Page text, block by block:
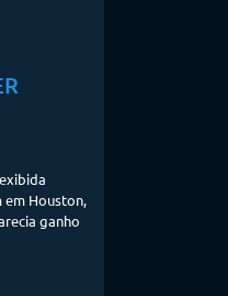
em Houston,
ganho